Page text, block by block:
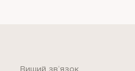
Вищий зв‘язок